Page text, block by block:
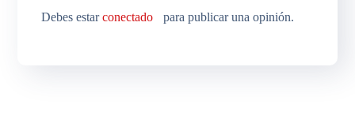
Debes estarconectado para publicar una opinión.